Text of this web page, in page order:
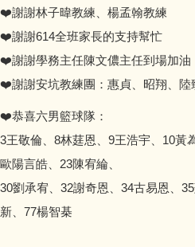
❤️謝謝林子暐教練、楊孟翰教練
❤️謝謝614全班家長的支持幫忙
❤️謝謝學務主任陳文儂主任到場加油
❤️謝謝安坑教練團：惠貞、昭翔、陸
❤️恭喜六男籃球隊：
3王敬倫、8林莛恩、9王浩宇、10黃
歐陽言皓、23陳宥綸、
30劉承宥、32謝奇恩、34古易恩、
新、77楊智棊